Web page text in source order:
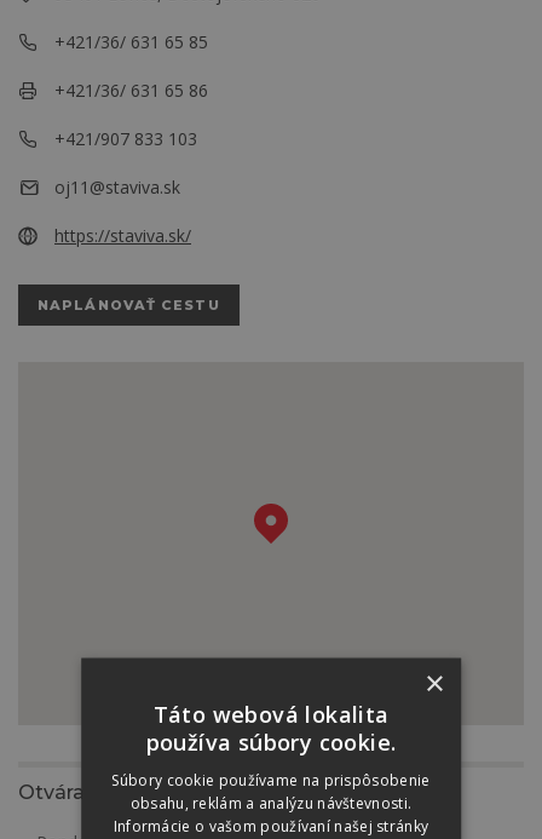
+421/36/ 631 65 85
+421/36/ 631 65 86
+421/907 833 103
oj11@staviva.sk
https://staviva.sk/
NAPLÁNOVAŤ CESTU
Otváracia doba
×
Táto webová lokalita
používa súbory cookie.
Súbory cookie používame na prispôsobenie
obsahu, reklám a analýzu návštevnosti.
Informácie o vašom používaní našej stránky